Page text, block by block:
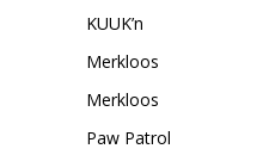
KUUK’n
Merkloos
Merkloos
Paw Patrol